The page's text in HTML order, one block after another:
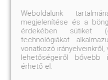
Weboldalunk
megjelenítése és a
érdekében sütiket
technológiákat
vonatkozó
lehetőségeiről bővebb
érhető el.